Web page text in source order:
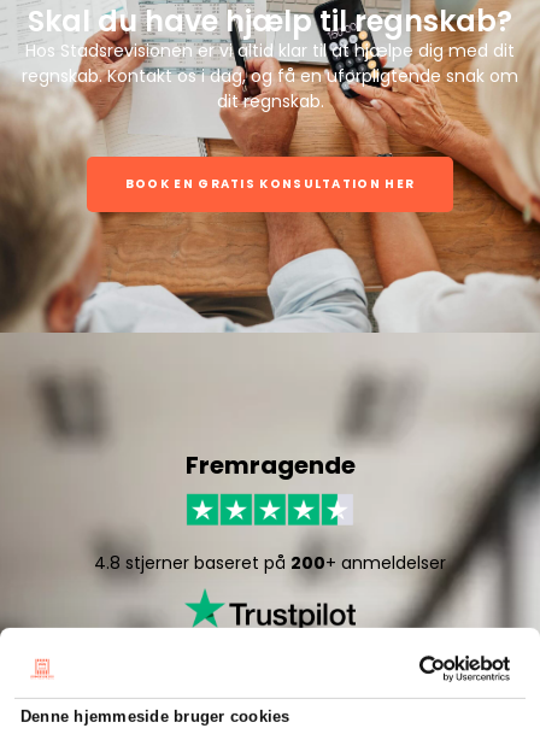
Denne hjemmeside bruger cookies
Skal du have hjælp til regnskab?
Hos Stadsrevisionen er vi altid klar til at hjælpe dig med dit
regnskab. Kontakt os i dag, og få en uforpligtende snak om
dit regnskab.
BOOK EN GRATIS KONSULTATION HER
Fremragende
4.8 stjerner baseret på 200+ anmeldelser